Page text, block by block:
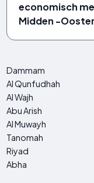
economisch
Midden -
Dammam
Al Qunfudhah
Al Wajh
Abu Arish
Al Muwayh
Tanomah
Riyad
Abha